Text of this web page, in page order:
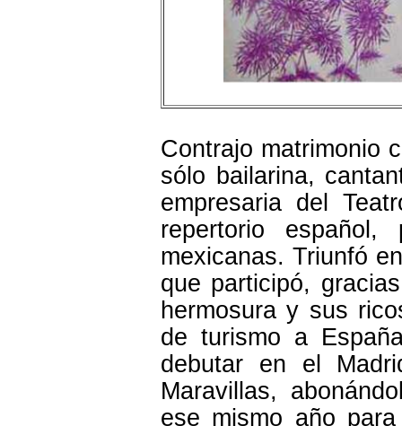
Contrajo matrimonio
sólo bailarina,
empresaria del
repertorio español,
mexicanas. Triunfó
que participó,
hermosura y sus
de turismo a
debutar en el
Maravillas,
ese mismo año